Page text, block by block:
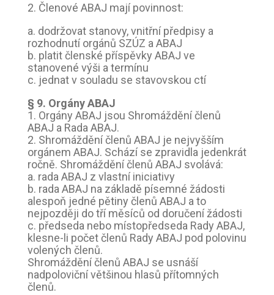
2. Členové ABAJ mají povinnost:
a. dodržovat stanovy, vnitřní předpisy a
rozhodnutí orgánů SZÚZ a ABAJ
b. platit členské příspěvky ABAJ ve
stanovené výši a termínu
c. jednat v souladu se stavovskou ctí
§ 9. Orgány ABAJ
1. Orgány ABAJ jsou Shromáždění členů
ABAJ a Rada ABAJ.
2. Shromáždění členů ABAJ je nejvyšším
orgánem ABAJ. Schází se zpravidla jedenkrát
ročně. Shromáždění členů ABAJ svolává:
a. rada ABAJ z vlastní iniciativy
b. rada ABAJ na základě písemné žádosti
alespoň jedné pětiny členů ABAJ a to
nejpozději do tří měsíců od doručení žádosti
c. předseda nebo místopředseda Rady ABAJ,
klesne-li počet členů Rady ABAJ pod polovinu
volených členů.
Shromáždění členů ABAJ se usnáší
nadpoloviční většinou hlasů přítomných
členů.